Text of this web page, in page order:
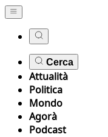
Cerca
Attualità
Politica
Mondo
Agorà
Podcast